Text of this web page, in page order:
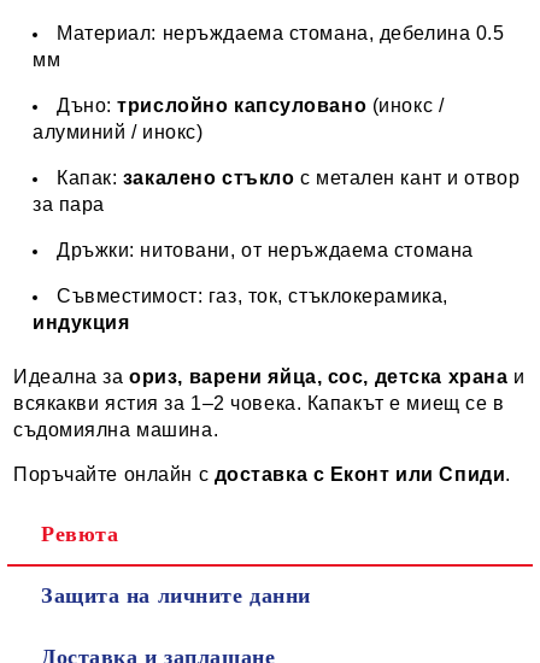
Материал: неръждаема стомана, дебелина 0.5
мм
Дъно:трислойно капсуловано (инокс /
алуминий / инокс)
Капак: закалено стъкло с метален кант и отвор
за пара
Дръжки: нитовани, от неръждаема стомана
Съвместимост: газ, ток, стъклокерамика,
индукция
Идеална заориз, варени яйца, сос, детска храна и
всякакви ястия за 1–2 човека. Капакът е миещ се в
съдомиялна машина.
Поръчайте онлайн с доставка с Еконт или Спиди.
Ревюта
Защита на личните данни
Доставка и заплащане